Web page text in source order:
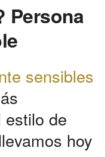
Persona
sensibles
estilo de
hoy